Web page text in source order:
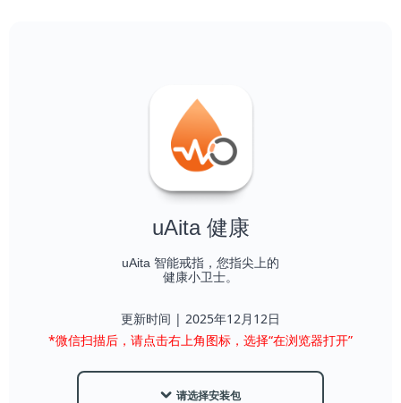
uAita 健康
更新时间 | 2025年12月12日
*微信扫描后，请点击右上角图标，选择“在浏览器打开”
낔 请选择安装包
uAita 智能戒指，您指尖上的
健康小卫士。